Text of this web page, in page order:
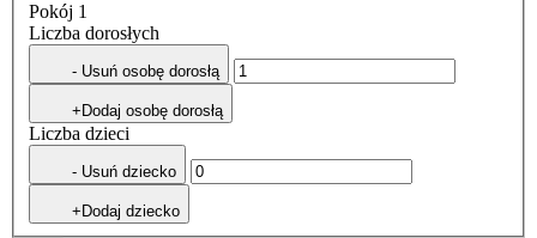
Pokój 1
Liczba dorosłych
- Usuń osobę dorosłą
+Dodaj osobę dorosłą
Liczba dzieci
- Usuń dziecko
+Dodaj dziecko